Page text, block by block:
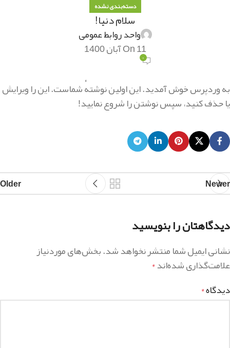
دسته‌بندی نشده
سلام دنیا!
واحد روابط عمومی
On 11 آبان 1400
۰
به وردپرس خوش آمدید. این اولین نوشتهٔ شماست. این را ویرایش
یا حذف کنید، سپس نوشتن را شروع نمایید!
Newer
Older
دیدگاهتان را بنویسید
نشانی ایمیل شما منتشر نخواهد شد.بخش‌های موردنیاز
علامت‌گذاری شده‌اند*
دیدگاه*